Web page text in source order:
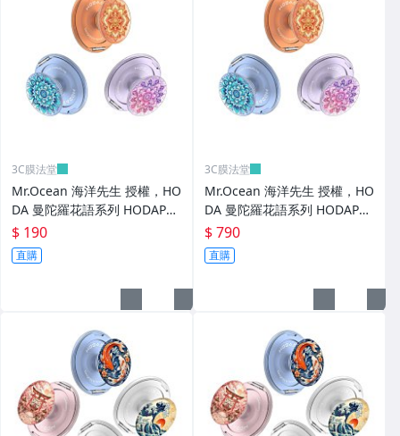
3C膜法堂
Mr.Ocean 海洋先生 授權，HO
DA 曼陀羅花語系列 HODAPO
P 磁吸氣囊支架 - 上蓋（不含
支架）
$ 190
直購
3C膜法堂
Mr.Ocean 海洋先生 授權，HO
DA 曼陀羅花語系列 HODAPO
P 磁吸氣囊支架
$ 790
直購